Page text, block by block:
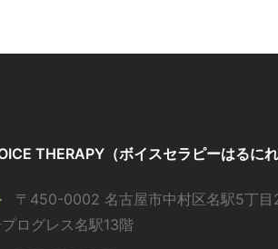
THERAPY（ボイスセラピーはるにれ
〒450-0002 名古屋市中村区名駅5丁目
ログレス名駅13階